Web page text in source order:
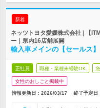
新着
ネッツトヨタ愛媛株式会社 | 【
ー｜県内16店舗展開
輸入車メインの【セールス
正社員 職種・業種未経験OK
女性のおしごと掲載中
情報更新日：2026/03/17 終了予定日